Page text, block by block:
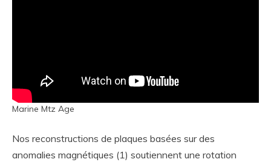
Marine Mtz Age
Nos reconstructions de plaques basées sur des
anomalies magnétiques (1) soutiennent une rotation